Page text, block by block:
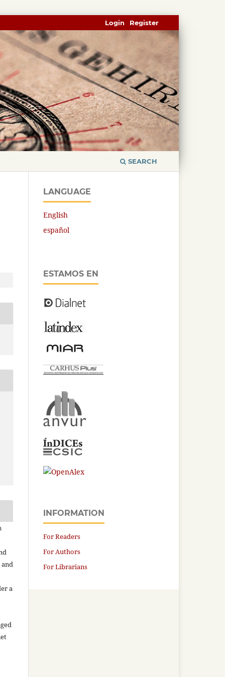
SEARCH
Register
Login
a
LANGUAGE
English
español
ESTAMOS EN
INFORMATION
For Readers
For Authors
For Librarians